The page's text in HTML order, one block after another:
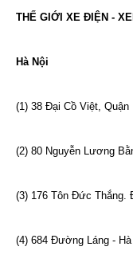
THẾ GIỚI XE ĐIỆN -
Hà Nội
(1) 38 Đại Cồ Việt, Quận
(2) 80 Nguyễn Lương
(3) 176 Tôn Đức Thắng.
(4) 684 Đường Láng -